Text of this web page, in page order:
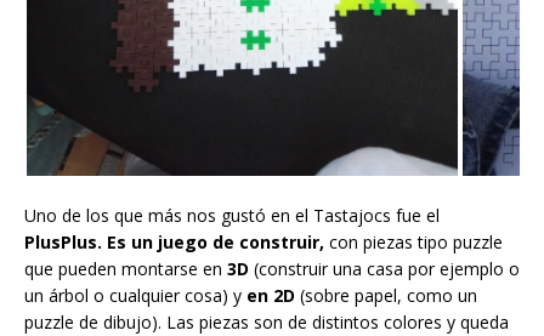
Uno de los que más nos gustó en el Tastajocs fue el
PlusPlus. Es un juego de construir, con piezas tipo puzzle
que pueden montarse en 3D (construir una casa por ejemplo o
un árbol o cualquier cosa) y en 2D (sobre papel, como un
puzzle de dibujo). Las piezas son de distintos colores y queda